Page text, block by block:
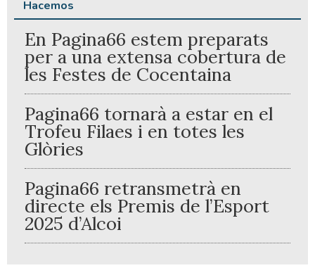
Hacemos
En Pagina66 estem preparats
per a una extensa cobertura de
les Festes de Cocentaina
Pagina66 tornarà a estar en el
Trofeu Filaes i en totes les
Glòries
Pagina66 retransmetrà en
directe els Premis de l’Esport
2025 d’Alcoi